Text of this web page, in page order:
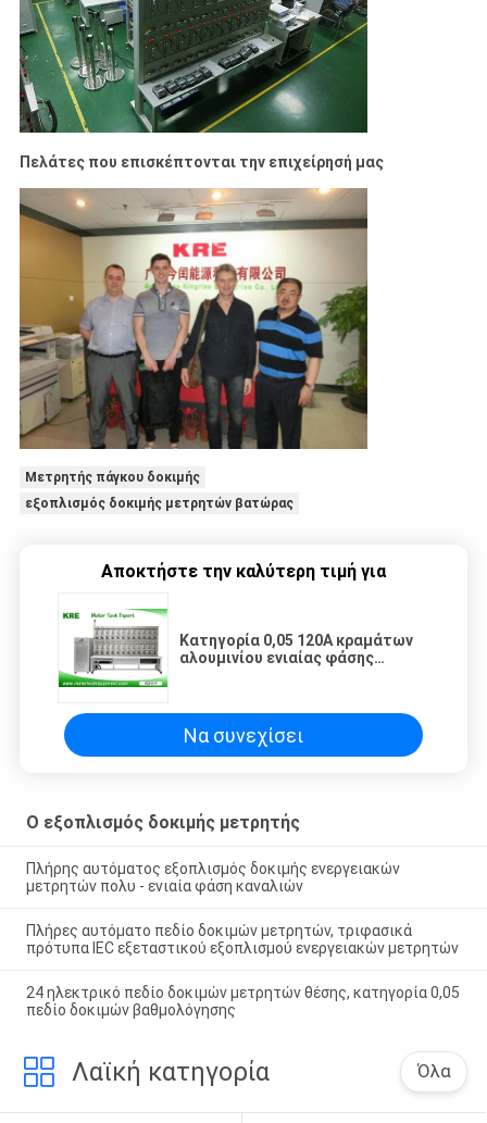
Πελάτες που επισκέπτονται την επιχείρησή μας
Μετρητής πάγκου δοκιμής
εξοπλισμός δοκιμής μετρητών βατώρας
Αποκτήστε την καλύτερη τιμή για
Κατηγορία 0,05 120A κραμάτων
αλουμινίου ενιαίας φάσης
Να συνεχίσει
Ο εξοπλισμός δοκιμής μετρητής
Πλήρης αυτόματος εξοπλισμός δοκιμής ενεργειακών
μετρητών πολυ - ενιαία φάση καναλιών
Πλήρες αυτόματο πεδίο δοκιμών μετρητών, τριφασικά
πρότυπα IEC εξεταστικού εξοπλισμού ενεργειακών μετρητών
24 ηλεκτρικό πεδίο δοκιμών μετρητών θέσης, κατηγορία 0,05
πεδίο δοκιμών βαθμολόγησης
Λαϊκή κατηγορία Όλα